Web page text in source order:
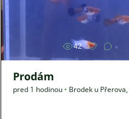
Obrázok
42
Prodám
pred 1 hodinou • Brodek u Přerova,